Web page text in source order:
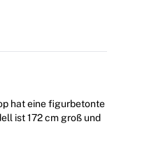
hat eine figurbetonte